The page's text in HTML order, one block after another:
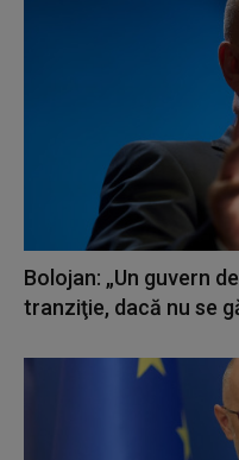
Bolojan: „Un guvern
tranziţie, dacă nu se